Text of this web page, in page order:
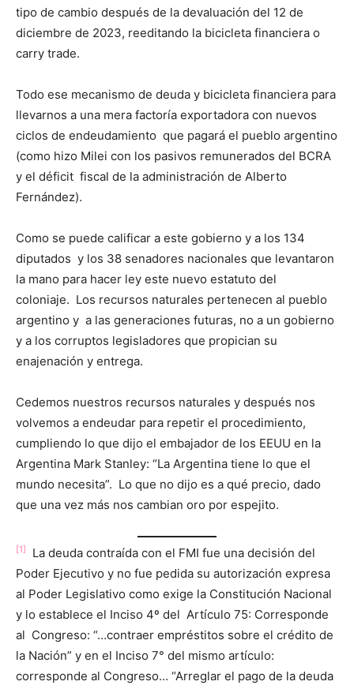
tipo de cambio después de la devaluación del 12 de
diciembre de 2023, reeditando la bicicleta financiera o
carry trade.
Todo ese mecanismo de deuda y bicicleta financiera para
llevarnos a una mera factoría exportadora con nuevos
ciclos de endeudamiento que pagará el pueblo argentino
(como hizo Milei con los pasivos remunerados del BCRA
y el déficit fiscal de la administración de Alberto
Fernández).
Como se puede calificar a este gobierno y a los 134
diputados y los 38 senadores nacionales que levantaron
la mano para hacer ley este nuevo estatuto del
coloniaje. Los recursos naturales pertenecen al pueblo
argentino y a las generaciones futuras, no a un gobierno
y a los corruptos legisladores que propician su
enajenación y entrega.
Cedemos nuestros recursos naturales y después nos
volvemos a endeudar para repetir el procedimiento,
cumpliendo lo que dijo el embajador de los EEUU en la
Argentina Mark Stanley: “La Argentina tiene lo que el
mundo necesita”. Lo que no dijo es a qué precio, dado
que una vez más nos cambian oro por espejito.
[1]
La deuda contraída con el FMI fue una decisión del
Poder Ejecutivo y no fue pedida su autorización expresa
al Poder Legislativo como exige la Constitución Nacional
y lo establece el Inciso 4º del Artículo 75: Corresponde
al Congreso: “…contraer empréstitos sobre el crédito de
la Nación” y en el Inciso 7° del mismo artículo:
corresponde al Congreso… “Arreglar el pago de la deuda